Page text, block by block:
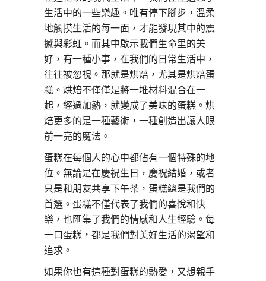
生活中的一些樂趣。唯有停下腳步，溫柔
地觸摸生活的每一面，才能發現其中的震
撼與彩虹。而其中啟示我們生命里的美
好，有一種小事，在我們的日常生活中，
往往被忽視。那就是烘焙，尤其是烘焙蛋
糕。烘焙不僅僅是將一堆材料混合在一
起，經過加熱，就變成了美味的蛋糕。烘
焙更多的是一種藝術，一種創造出讓人眼
前一亮的魔法。
蛋糕在每個人的心中都佔有一個特殊的地
位。無論是在慶祝生日，慶祝結婚，或者
只是和朋友共享下午茶，蛋糕總是我們的
首選。蛋糕不僅代表了我們的喜悅和快
樂，也匯集了我們的情感和人生經驗。每
一口蛋糕，都是我們對美好生活的渴望和
追求。
如果你也有這種對蛋糕的熱愛，又想親手